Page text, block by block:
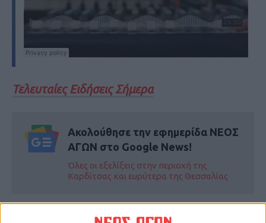
Τελευταίες Ειδήσεις Σήμερα
Ακολούθησε την εφημερίδα ΝΕΟΣ
ΑΓΩΝ στο Google News!
Όλες οι εξελίξεις στην περιοχή της
Καρδίτσας και ευρύτερα της Θεσσαλίας